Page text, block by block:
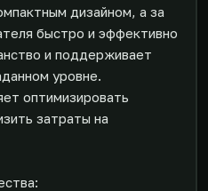
дизайном, а за
быстро и эффективно
и поддерживает
уровне.
оптимизировать
затраты на